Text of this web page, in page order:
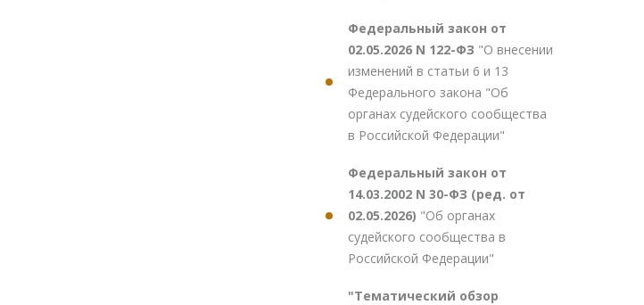
Федеральный закон от
02.05.2026 N 122-ФЗ "О внесении
изменений в статьи 6 и 13
Федерального закона "Об
органах судейского сообщества
в Российской Федерации"
Федеральный закон от
14.03.2002 N 30-ФЗ (ред. от
02.05.2026) "Об органах
судейского сообщества в
Российской Федерации"
"Тематический обзор